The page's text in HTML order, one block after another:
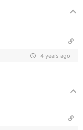
4 years ago